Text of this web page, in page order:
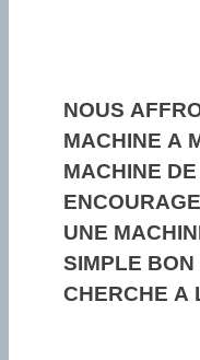
NOUS
MACHINE A
MACHINE
UNE
SIMPLE BON
CHERCHE A